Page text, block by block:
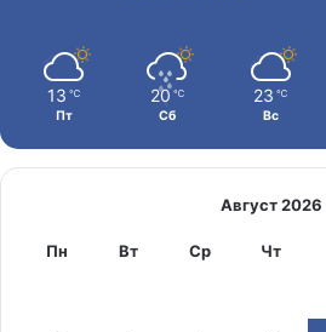
13 ℃
Пт
20 ℃
Сб
23 ℃
Вс
Август 2026
Пн Вт Ср Чт